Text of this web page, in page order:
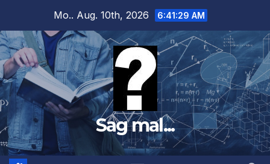
springen
Mo.. Aug. 10th, 2026 6:41:30 AM
Sag mal...